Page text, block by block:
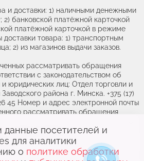
и доставки: 1) наличными денежными
2) банковской платёжной карточкой
платёжной карточкой в режиме
товара: 1) транспортным
2) из магазинов выдачи заказов.
рассматривать обращения
с законодательством об
юридических лиц: Отдел торговли и
района г. Минска. +375 (17)
45 Номер и адрес электронной почты
рассматривать обращения
прав потребителей: +375(44)764-
71, obr@rozybel.by.
чтобы увидетьпосетителей и
для аналитики
о политике обработки